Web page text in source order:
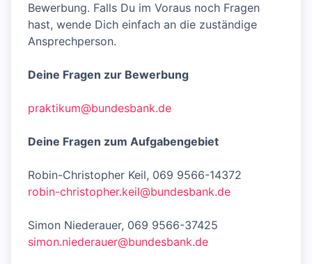
Bewerbung. Falls Du im Voraus noch Fragen
hast, wende Dich einfach an die zuständige
Ansprechperson.
Deine Fragen zur Bewerbung
praktikum@bundesbank.de
Deine Fragen zum Aufgabengebiet
Robin-Christopher Keil, 069 9566-14372
robin-christopher.keil@bundesbank.de
Simon Niederauer, 069 9566-37425
simon.niederauer@bundesbank.de